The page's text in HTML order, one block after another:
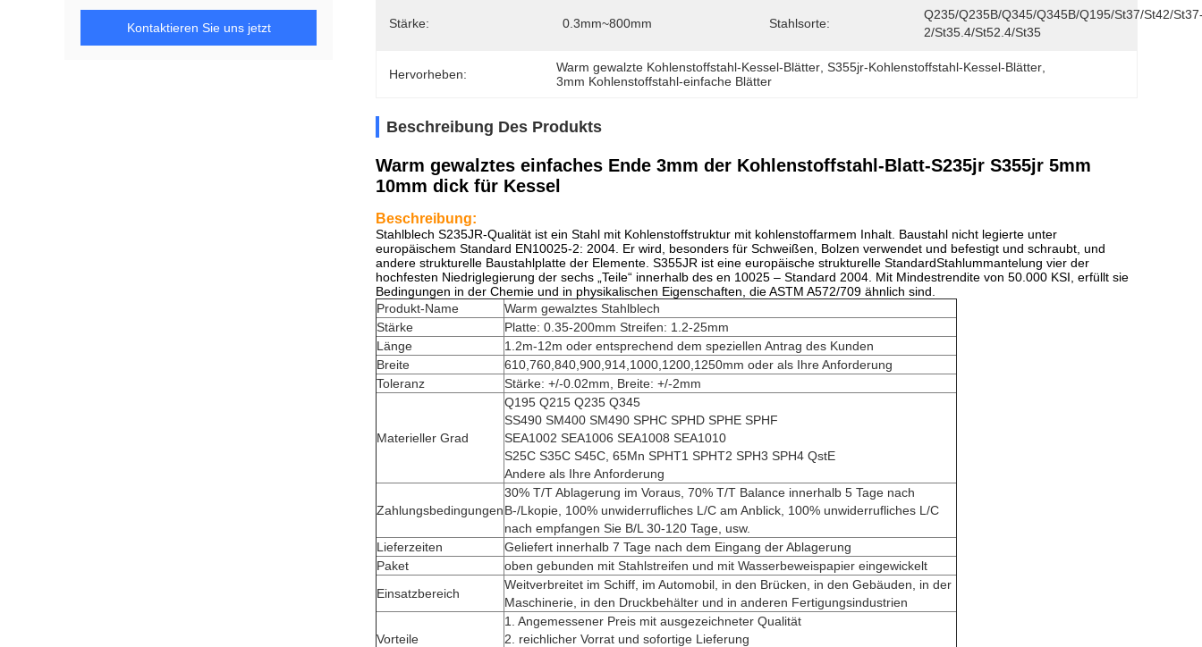
Kontaktieren Sie uns jetzt Stärke: 0.3mm~800mm Stahlsorte:
Q235/Q235B/Q345/Q345B/Q195/St37/St42/
2/St35.4/St52.4/St35
Hervorheben: Warm gewalzte Kohlenstoffstahl-Kessel-Blätter , S355jr-Kohlenstoffstahl-Kessel-Blätter
3mm Kohlenstoffstahl-einfache Blätter
Beschreibung Des Produkts
Warm gewalztes einfaches Ende 3mm der Kohlenstoffstahl-Blatt-S235jr S355jr 5mm
10mm dick für Kessel
Beschreibung:
Stahlblech S235JR-Qualität ist ein Stahl mit Kohlenstoffstruktur mit kohlenstoffarmem Inhalt. Baustahl nicht legierte unter
europäischem Standard EN10025-2: 2004. Er wird, besonders für Schweißen, Bolzen verwendet und befestigt und schraubt, und
andere strukturelle Baustahlplatte der Elemente. S355JR ist eine europäische strukturelle StandardStahlummantelung vier der
hochfesten Niedriglegierung der sechs „Teile“ innerhalb des en 10025 – Standard 2004. Mit Mindestrendite von 50.000 KSI, erfüllt sie
Bedingungen in der Chemie und in physikalischen Eigenschaften, die ASTM A572/709 ähnlich sind.
Produkt-Name
Warm gewalztes Stahlblech
Stärke
Platte: 0.35-200mm Streifen: 1.2-25mm
Länge
1.2m-12m oder entsprechend dem speziellen Antrag des Kunden
Breite
610,760,840,900,914,1000,1200,1250mm oder als Ihre Anforderung
Toleranz
Stärke: +/-0.02mm, Breite: +/-2mm
Materieller Grad
Q195 Q215 Q235 Q345
SS490 SM400 SM490 SPHC SPHD SPHE SPHF
SEA1002 SEA1006 SEA1008 SEA1010
S25C S35C S45C, 65Mn SPHT1 SPHT2 SPH3 SPH4 QstE
Andere als Ihre Anforderung
Zahlungsbedingungen
30% T/T Ablagerung im Voraus, 70% T/T Balance innerhalb 5 Tage nach
B-/Lkopie, 100% unwiderrufliches L/C am Anblick, 100% unwiderrufliches L/C
nach empfangen Sie B/L 30-120 Tage, usw.
Lieferzeiten
Geliefert innerhalb 7 Tage nach dem Eingang der Ablagerung
Paket
oben gebunden mit Stahlstreifen und mit Wasserbeweispapier eingewickelt
Einsatzbereich
Weitverbreitet im Schiff, im Automobil, in den Brücken, in den Gebäuden, in der
Maschinerie, in den Druckbehälter und in anderen Fertigungsindustrien
Vorteile
1. Angemessener Preis mit ausgezeichneter Qualität
2. reichlicher Vorrat und sofortige Lieferung